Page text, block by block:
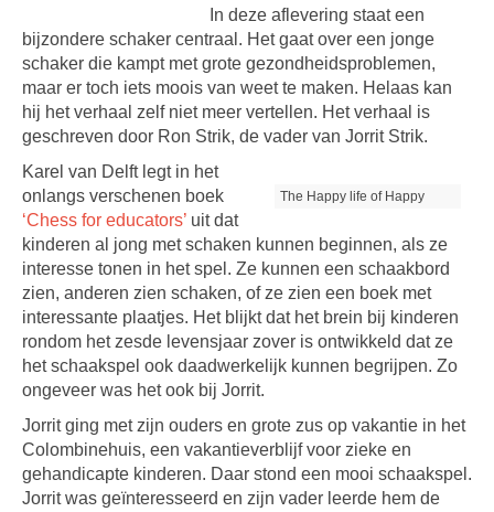
In deze aflevering staat een
bijzondere schaker centraal. Het gaat over een jonge
schaker die kampt met grote gezondheidsproblemen,
maar er toch iets moois van weet te maken. Helaas kan
hij het verhaal zelf niet meer vertellen. Het verhaal is
geschreven door Ron Strik, de vader van Jorrit Strik.
The Happy life of Happy
Karel van Delft legt in het
onlangs verschenen boek
‘Chess for educators’ uit dat
kinderen al jong met schaken kunnen beginnen, als ze
interesse tonen in het spel. Ze kunnen een schaakbord
zien, anderen zien schaken, of ze zien een boek met
interessante plaatjes. Het blijkt dat het brein bij kinderen
rondom het zesde levensjaar zover is ontwikkeld dat ze
het schaakspel ook daadwerkelijk kunnen begrijpen. Zo
ongeveer was het ook bij Jorrit.
Jorrit ging met zijn ouders en grote zus op vakantie in het
Colombinehuis, een vakantieverblijf voor zieke en
gehandicapte kinderen. Daar stond een mooi schaakspel.
Jorrit was geïnteresseerd en zijn vader leerde hem de